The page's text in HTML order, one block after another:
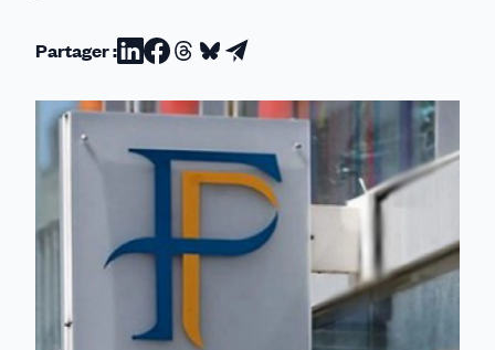
Partager :Partager
sur
Partager
sur
Partager
sur
Partager
sur
Partager
par